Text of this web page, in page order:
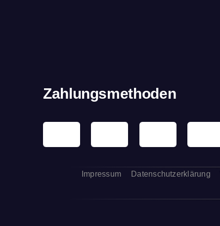
Zahlungsmethoden
Impressum Datenschutzerklärung